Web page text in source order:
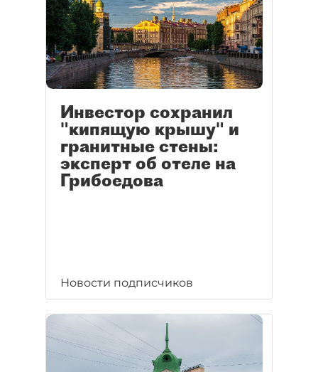
Инвестор сохранил
"кипящую крышу" и
гранитные стены:
эксперт об отеле на
Грибоедова
Новости подписчиков